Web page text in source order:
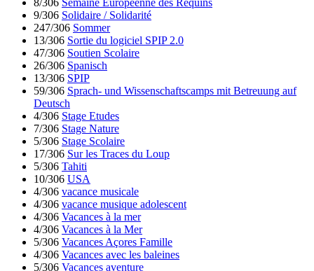
9/306 Solidaire / Solidarité
247/306 Sommer
13/306 Sortie du logiciel SPIP 2.0
47/306 Soutien Scolaire
26/306 Spanisch
13/306 SPIP
59/306 Sprach- und Wissenschaftscamps mit Betreuung auf
Deutsch
4/306 Stage Etudes
7/306 Stage Nature
5/306 Stage Scolaire
17/306 Sur les Traces du Loup
5/306 Tahiti
10/306 USA
4/306 vacance musicale
4/306 vacance musique adolescent
4/306 Vacances à la mer
4/306 Vacances à la Mer
5/306 Vacances Açores Famille
4/306 Vacances avec les baleines
5/306 Vacances aventure